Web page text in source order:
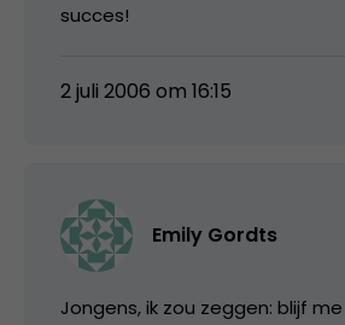
succes!
2 juli 2006 om 16:15
Emily Gordts
Jongens, ik zou zeggen: blijf